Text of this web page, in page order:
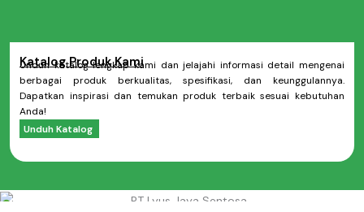
Katalog Produk Kami
Unduh katalog lengkap kami dan jelajahi informasi detail mengenai
berbagai produk berkualitas, spesifikasi, dan keunggulannya.
Dapatkan inspirasi dan temukan produk terbaik sesuai kebutuhan
Anda!
Unduh Katalog